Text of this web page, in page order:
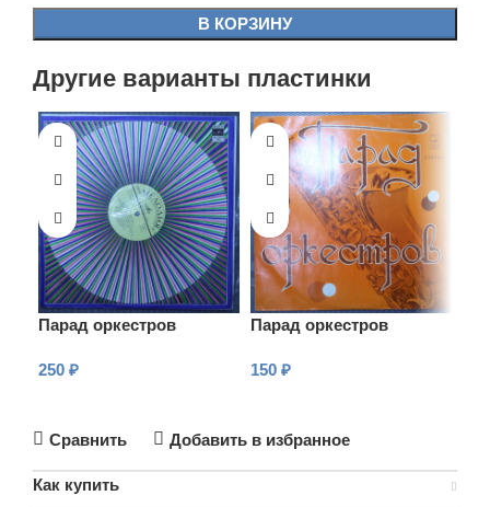
В КОРЗИНУ
Другие варианты пластинки
Парад оркестров
250 ₽
Парад оркестров
150 ₽
Сравнить Добавить в избранное
Как купить